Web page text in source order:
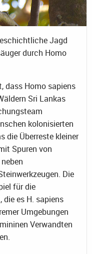
Jagd
durch Homo
dass Homo sapiens
Sri Lankas
kolonisierten
die Überreste kleiner
Spuren von
Die
für die
es H. sapiens
Umgebungen
Verwandten